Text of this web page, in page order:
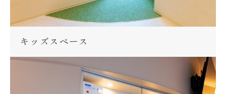
キッズスペース